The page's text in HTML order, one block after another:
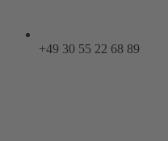
+49 30 55 22 68 89